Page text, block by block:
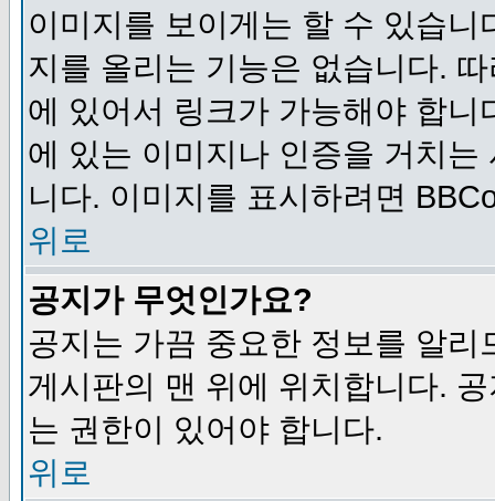
이미지를 보이게는 할 수 있습
지를 올리는 기능은 없습니다.
에 있어서 링크가 가능해야 합
에 있는 이미지나 인증을 거치
니다. 이미지를 표시하려면
위로
공지가 무엇인가요?
공지는 가끔 중요한 정보를 알
게시판의 맨 위에 위치합니다.
는 권한이 있어야 합니다.
위로